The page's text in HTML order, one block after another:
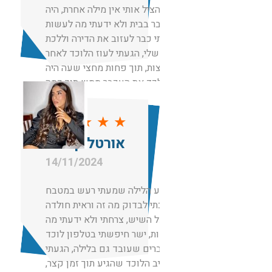
שפשוט הציל אותי אין מילה אחרת, היה
לנו עכבר בבית ולא ידעתי מה לעשות
רציתי כבר לעזוב את הדירה וללכת
לאמא שלי, הגעתי לעוז הלוכד לאחר
המלצות, תוך פחות מחצי שעה היה
אצלי לכד את העכבר ממש תוך כמה
דקות.
אין מילים מקצוען
★★★ ★ ★
אורטל קימחי
14/11/2024
באמצע הלילה שמעתי רעש במטבח
הלכתי לבדוק מה זה וראית חולדה
ענקית על השיש, צרחתי ולא ידעתי מה
לעשות, ישר חיפשתי בטלפון לוכד
עכברים שעובד גם בלילה, הגעתי
לשגיב הלוכד שהגיע תוך זמן קצר,